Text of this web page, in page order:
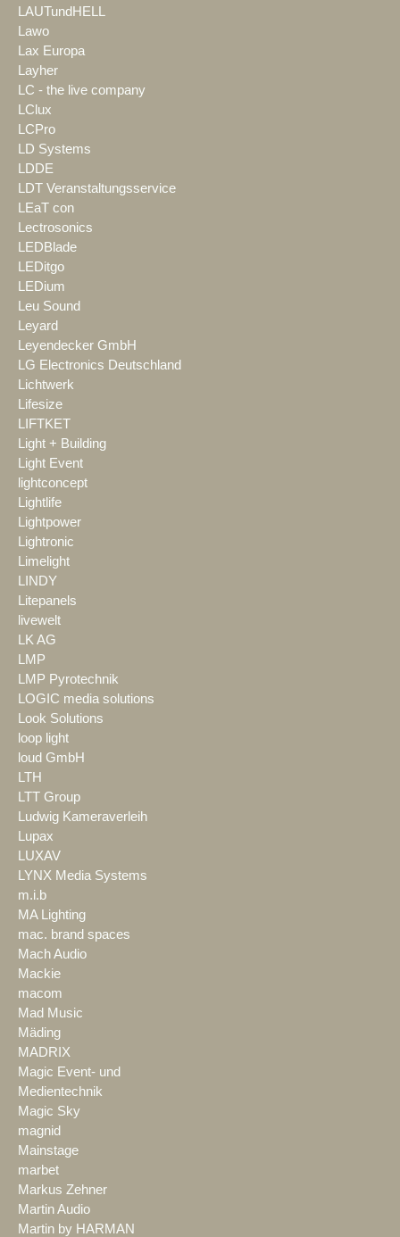
LAUTundHELL
Lawo
Lax Europa
Layher
LC - the live company
LClux
LCPro
LD Systems
LDDE
LDT Veranstaltungsservice
LEaT con
Lectrosonics
LEDBlade
LEDitgo
LEDium
Leu Sound
Leyard
Leyendecker GmbH
LG Electronics Deutschland
Lichtwerk
Lifesize
LIFTKET
Light + Building
Light Event
lightconcept
Lightlife
Lightpower
Lightronic
Limelight
LINDY
Litepanels
livewelt
LK AG
LMP
LMP Pyrotechnik
LOGIC media solutions
Look Solutions
loop light
loud GmbH
LTH
LTT Group
Ludwig Kameraverleih
Lupax
LUXAV
LYNX Media Systems
m.i.b
MA Lighting
mac. brand spaces
Mach Audio
Mackie
macom
Mad Music
Mäding
MADRIX
Magic Event- und
Medientechnik
Magic Sky
magnid
Mainstage
marbet
Markus Zehner
Martin Audio
Martin by HARMAN